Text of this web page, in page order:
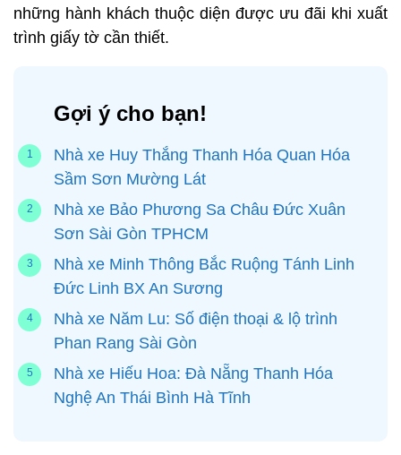
những hành khách thuộc diện được ưu đãi khi xuất
trình giấy tờ cần thiết.
Gợi ý cho bạn!
Nhà xe Huy Thắng Thanh Hóa Quan Hóa
Sầm Sơn Mường Lát
Nhà xe Bảo Phương Sa Châu Đức Xuân
Sơn Sài Gòn TPHCM
Nhà xe Minh Thông Bắc Ruộng Tánh Linh
Đức Linh BX An Sương
Nhà xe Năm Lu: Số điện thoại & lộ trình
Phan Rang Sài Gòn
Nhà xe Hiếu Hoa: Đà Nẵng Thanh Hóa
Nghệ An Thái Bình Hà Tĩnh